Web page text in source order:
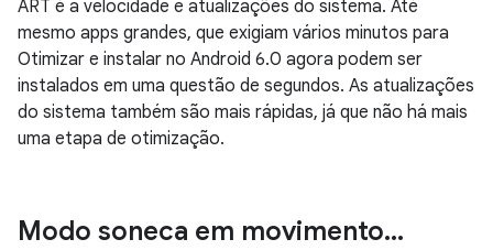
ART é a velocidade e atualizações do sistema. Até
mesmo apps grandes, que exigiam vários minutos para
Otimizar e instalar no Android 6.0 agora podem ser
instalados em uma questão de segundos. As atualizações
do sistema também são mais rápidas, já que não há mais
uma etapa de otimização.
Modo soneca em movimento...